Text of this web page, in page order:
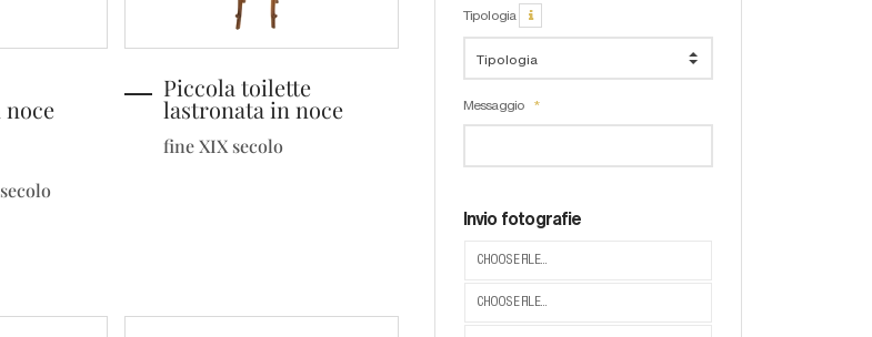
Piccola toilette
lastronata in noce
fine XIX secolo
Tipologia
Messaggio
Invio fotografie
CHOOSE FILE...
CHOOSE FILE...